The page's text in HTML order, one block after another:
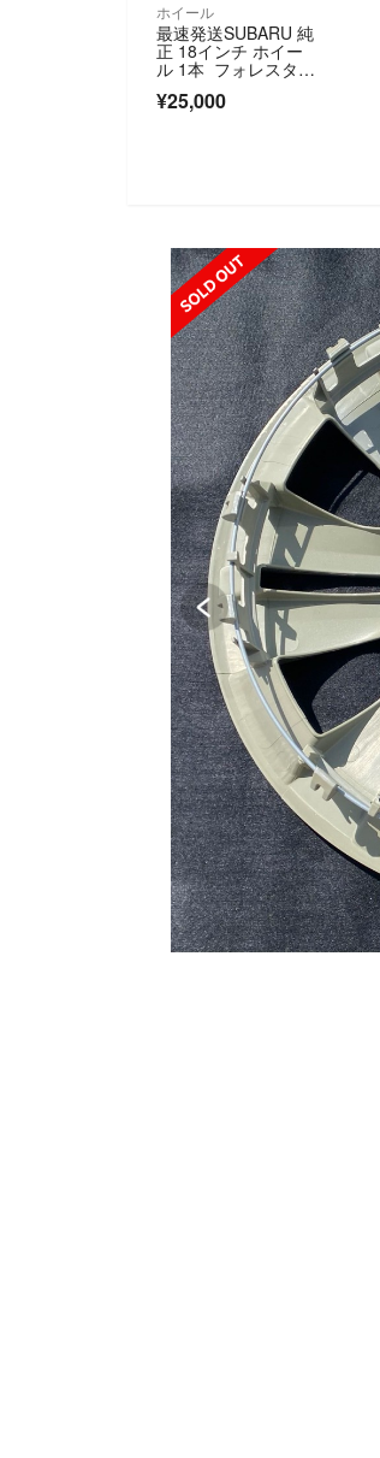
ホイール
最速発送SUBARU 純
正 18インチ ホイー
ル 1本 フォレスタ
¥25,000
SOLD OUT